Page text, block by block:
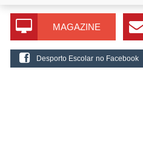
MAGAZINE
Desporto Escolar no Facebook